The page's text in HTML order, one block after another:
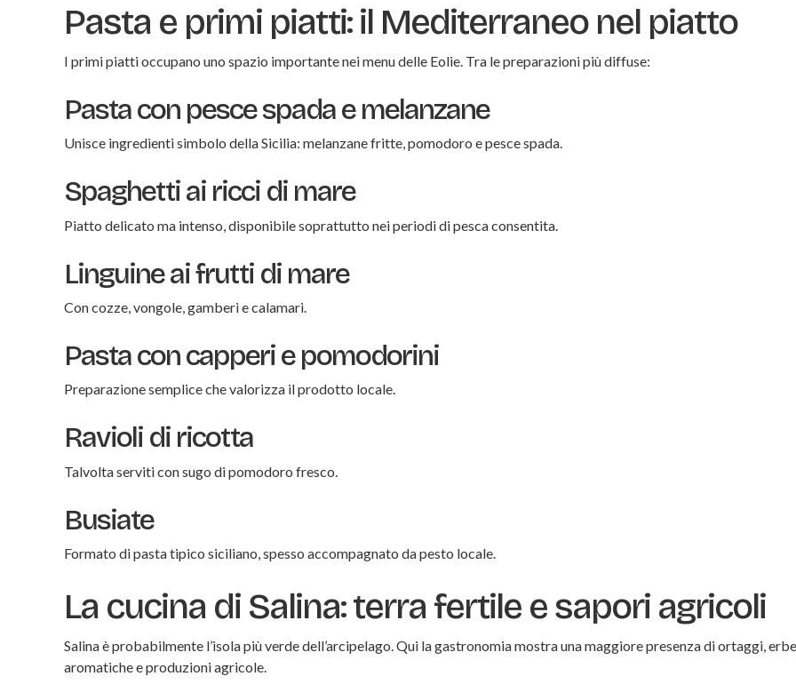
Pasta e primi piatti: il Mediterraneo nel piatto
I primi piatti occupano uno spazio importante nei menu delle Eolie. Tra le preparazioni più diffuse:
Pasta con pesce spada e melanzane
Unisce ingredienti simbolo della Sicilia: melanzane fritte, pomodoro e pesce spada.
Spaghetti ai ricci di mare
Piatto delicato ma intenso, disponibile soprattutto nei periodi di pesca consentita.
Linguine ai frutti di mare
Con cozze, vongole, gamberi e calamari.
Pasta con capperi e pomodorini
Preparazione semplice che valorizza il prodotto locale.
Ravioli di ricotta
Talvolta serviti con sugo di pomodoro fresco.
Busiate
Formato di pasta tipico siciliano, spesso accompagnato da pesto locale.
La cucina di Salina: terra fertile e sapori agricoli
Salina è probabilmente l’isola più verde dell’arcipelago. Qui la gastronomia mostra una maggiore presenza di ortaggi, erbe
aromatiche e produzioni agricole.